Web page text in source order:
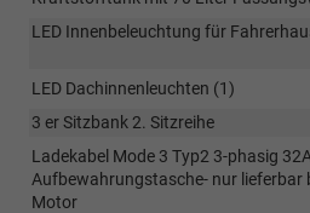
LED Innenbeleuchtung für
LED Dachinnenleuchten (1)
3 er Sitzbank 2. Sitzreihe
Ladekabel Mode 3 Typ2 3-phasig
Aufbewahrungstasche- nur lieferbar
Motor